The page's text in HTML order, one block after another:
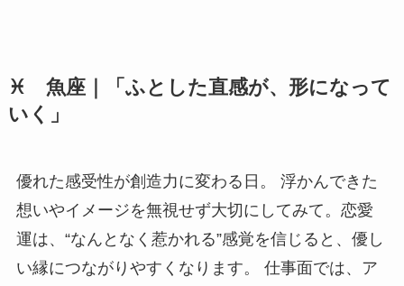
♓ 魚座｜「ふとした直感が、形になって
いく」
優れた感受性が創造力に変わる日。 浮かんできた
想いやイメージを無視せず大切にしてみて。恋愛
運は、“なんとなく惹かれる”感覚を信じると、優し
い縁につながりやすくなります。 仕事面では、ア